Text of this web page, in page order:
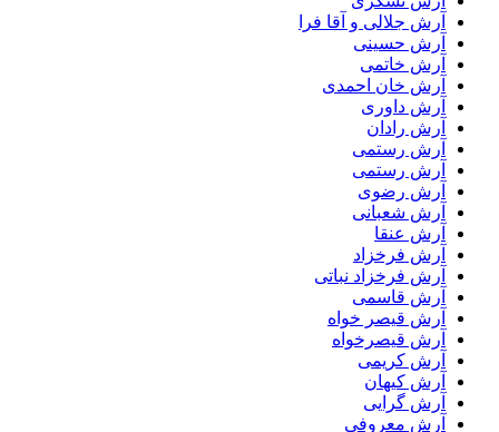
آرش جلالی و آقا فرا
آرش حسینی
آرش خاتمی
آرش خان احمدی
آرش داوری
آرش رادان
آرش رستمى
آرش رستمی
آرش رضوی
آرش شعبانی
آرش عنقا
آرش فرخزاد
آرش فرخزاد نباتی
آرش قاسمی
آرش قیصر خواه
آرش قیصرخواه
آرش کریمی
آرش کیهان
آرش گرایی
آرش معروفی